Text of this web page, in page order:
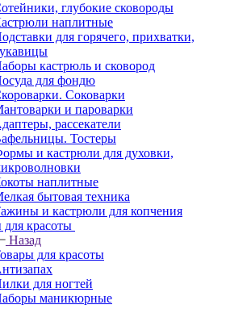
глубокие сковороды
наплитные
для горячего, прихватки,
кастрюль и сковород
для фондю
Соковарки
и пароварки
рассекатели
Тостеры
и кастрюли для духовки,
наплитные
бытовая техника
и кастрюли для копчения
для красоты
Назад
для красоты
для ногтей
маникюрные